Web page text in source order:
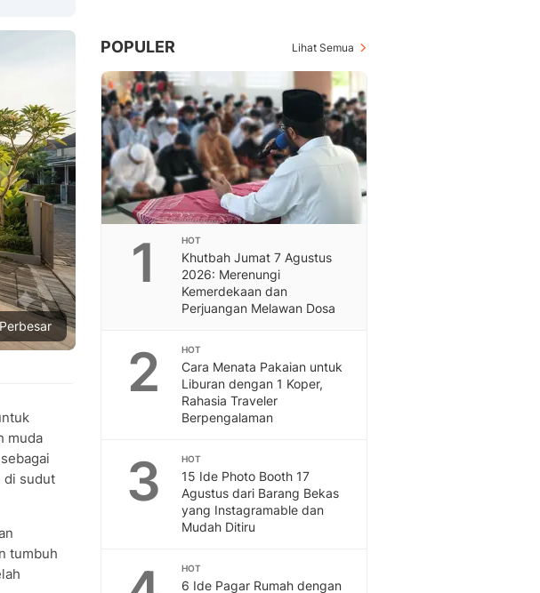
Perbesar
muda
di sudut
tumbuh
POPULER Lihat Semua
1 HOT
Khutbah Jumat 7 Agustus
2026: Merenungi
Kemerdekaan dan
Perjuangan Melawan Dosa
2 HOT
Cara Menata Pakaian untuk
Liburan dengan 1 Koper,
Rahasia Traveler
Berpengalaman
3 HOT
15 Ide Photo Booth 17
Agustus dari Barang Bekas
yang Instagramable dan
Mudah Ditiru
HOT
6 Ide Pagar Rumah dengan